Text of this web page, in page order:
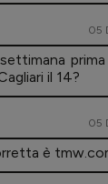
05
il 14?
05
è